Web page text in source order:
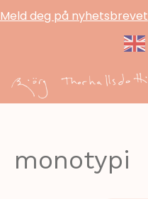
Meld deg på nyhetsbrevet
monotypi